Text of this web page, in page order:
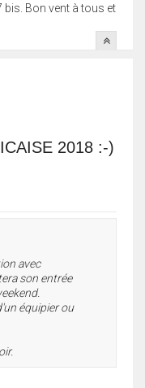
Bon vent à tous et
2018 :-)
avec
son entrée
équipier ou